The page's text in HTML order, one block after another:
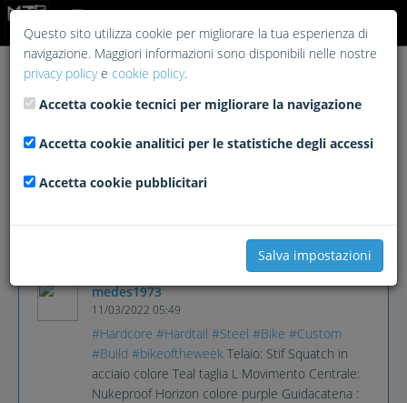
medes1973
11/03/2022 05:49
#Hardcore #Hardtail #Steel #Bike #Custom
#Build #bikeoftheweek Telaio: Stif Squatch in
acciaio colore Teal taglia L Movimento Centrale:
Nukeproof Horizon colore purple Guidacatena :
Questo sito utilizza cookie per migliorare la tua esperienza di
navigazione. Maggiori informazioni sono disponibili nelle nostre
privacy policye cookie policy.
Accetta cookie tecnici per migliorare la navigazione
Accetta cookie analitici per le statistiche degli accessi
Accetta cookie pubblicitari
Salva impostazioni